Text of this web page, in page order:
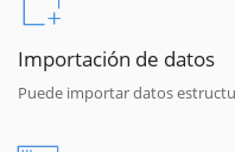
Importación de datos
Puede importar datos